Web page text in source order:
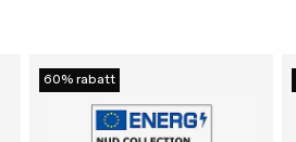
60% rabatt